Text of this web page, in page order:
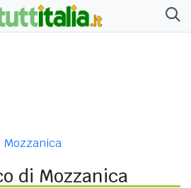
Mozzanica
di Mozzanica